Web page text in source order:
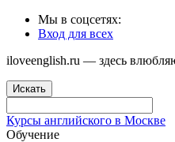
Мы в соцсетях:
Вход для всех
iloveenglish.ru — здесь
Искать
Курсы английского в Москве
Обучение